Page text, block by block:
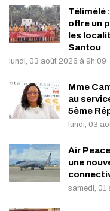
Télimélé
offre un
les
Santou
lundi, 03 août 2026 à 9h:09
Mme
au
5ème
lundi, 03
Air
une
samedi, 01